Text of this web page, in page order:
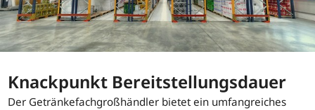
Knackpunkt Bereitstellungsdauer
Der Getränkefachgroßhändler bietet ein umfangreiches